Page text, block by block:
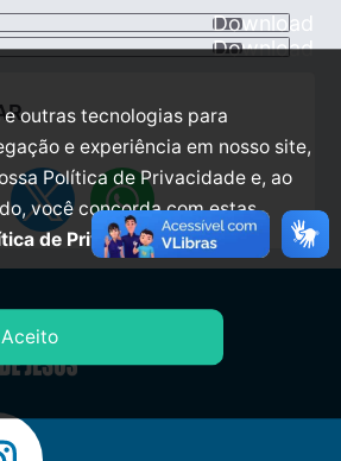
Download
Download
outras tecnologias para
e experiência em nosso site,
Política de Privacidade e, ao
você concorda com estas
de Privacidade.
Aceito